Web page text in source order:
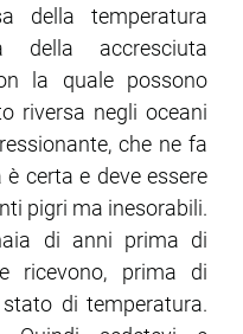
della temperatura
della accresciuta
la quale possono
riversa negli oceani
che ne fa
certa e deve essere
pigri ma inesorabili.
di anni prima di
ricevono, prima di
di temperatura.